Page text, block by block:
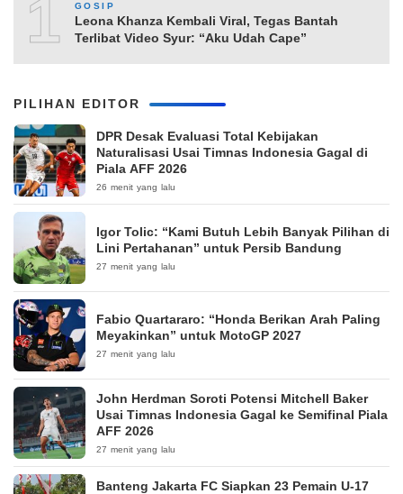
10
GOSIP
Leona Khanza Kembali Viral, Tegas Bantah
Terlibat Video Syur: “Aku Udah Cape”
PILIHAN EDITOR
DPR Desak Evaluasi Total Kebijakan
Naturalisasi Usai Timnas Indonesia Gagal di
Piala AFF 2026
26 menit yang lalu
Igor Tolic: “Kami Butuh Lebih Banyak Pilihan di
Lini Pertahanan” untuk Persib Bandung
27 menit yang lalu
Fabio Quartararo: “Honda Berikan Arah Paling
Meyakinkan” untuk MotoGP 2027
27 menit yang lalu
John Herdman Soroti Potensi Mitchell Baker
Usai Timnas Indonesia Gagal ke Semifinal Piala
AFF 2026
27 menit yang lalu
Banteng Jakarta FC Siapkan 23 Pemain U-17